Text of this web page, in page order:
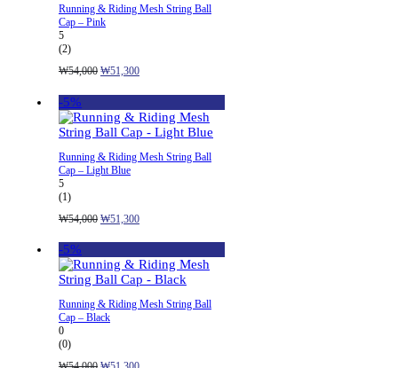
Running & Riding Mesh String Ball
Cap – Pink
5
(2)
₩54,000 원
격:
₩54,000.
₩51,300현
격:
₩51,300.
-5%
Running & Riding Mesh String Ball
Cap – Light Blue
5
(1)
₩54,000 원
격:
₩54,000.
₩51,300현
격:
₩51,300.
-5%
Running & Riding Mesh String Ball
Cap – Black
0
(0)
원 현